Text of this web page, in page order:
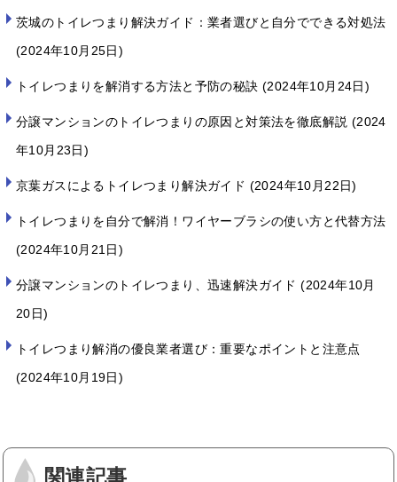
茨城のトイレつまり解決ガイド：業者選びと自分でできる対処法
2024年10月25日
トイレつまりを解消する方法と予防の秘訣 2024年10月24日
分譲マンションのトイレつまりの原因と対策法を徹底解説
2024
年10月23日
京葉ガスによるトイレつまり解決ガイド 2024年10月22日
トイレつまりを自分で解消！ワイヤーブラシの使い方と代替方法
2024年10月21日
分譲マンションのトイレつまり、迅速解決ガイド 2024年10月
20日
トイレつまり解消の優良業者選び：重要なポイントと注意点
2024年10月19日
関連記事